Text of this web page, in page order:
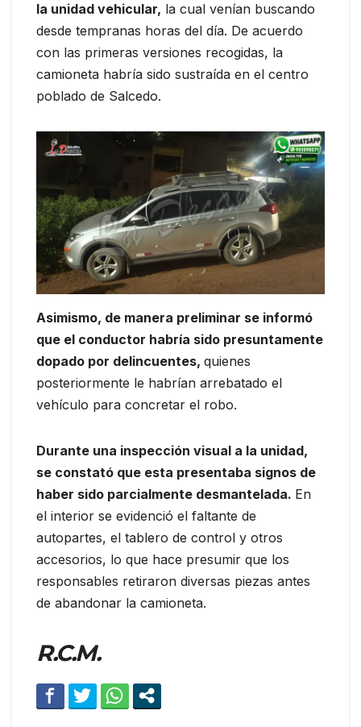
la unidad vehicular, la cual venían buscando
desde tempranas horas del día. De acuerdo
con las primeras versiones recogidas, la
camioneta habría sido sustraída en el centro
poblado de Salcedo.
Asimismo, de manera preliminar se informó
que el conductor habría sido presuntamente
dopado por delincuentes, quienes
posteriormente le habrían arrebatado el
vehículo para concretar el robo.
Durante una inspección visual a la unidad,
se constató que esta presentaba signos de
haber sido parcialmente desmantelada. En
el interior se evidenció el faltante de
autopartes, el tablero de control y otros
accesorios, lo que hace presumir que los
responsables retiraron diversas piezas antes
de abandonar la camioneta.
R.C.M.